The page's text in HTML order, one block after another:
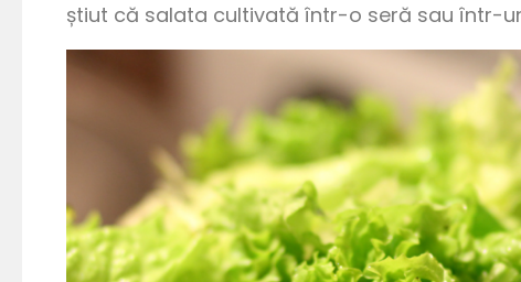
știut că salata cultivată într-o seră sau într-